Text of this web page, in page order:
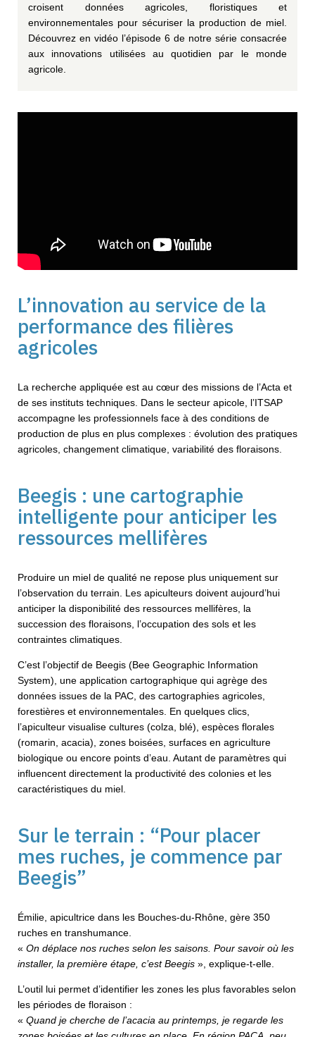
croisent données agricoles, floristiques et
environnementales pour sécuriser la production de miel.
Découvrez en vidéo l’épisode 6 de notre série consacrée
aux innovations utilisées au quotidien par le monde
agricole.
L’innovation au service de la
performance des filières
agricoles
La recherche appliquée est au cœur des missions de l’Acta et
de ses instituts techniques. Dans le secteur apicole, l’ITSAP
accompagne les professionnels face à des conditions de
production de plus en plus complexes : évolution des pratiques
agricoles, changement climatique, variabilité des floraisons.
Beegis : une cartographie
intelligente pour anticiper les
ressources mellifères
Produire un miel de qualité ne repose plus uniquement sur
l’observation du terrain. Les apiculteurs doivent aujourd’hui
anticiper la disponibilité des ressources mellifères, la
succession des floraisons, l’occupation des sols et les
contraintes climatiques.
C’est l’objectif de Beegis (Bee Geographic Information
System), une application cartographique qui agrège des
données issues de la PAC, des cartographies agricoles,
forestières et environnementales. En quelques clics,
l’apiculteur visualise cultures (colza, blé), espèces florales
(romarin, acacia), zones boisées, surfaces en agriculture
biologique ou encore points d’eau. Autant de paramètres qui
influencent directement la productivité des colonies et les
caractéristiques du miel.
Sur le terrain : “Pour placer
mes ruches, je commence par
Beegis”
Émilie, apicultrice dans les Bouches-du-Rhône, gère 350
ruches en transhumance.
« On déplace nos ruches selon les saisons. Pour savoir où les
installer, la première étape, c’est Beegis », explique-t-elle.
L’outil lui permet d’identifier les zones les plus favorables selon
les périodes de floraison :
« Quand je cherche de l’acacia au printemps, je regarde les